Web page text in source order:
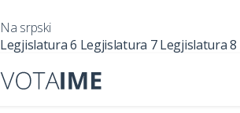
Na srpski
Legjislatura 6 Legjislatura 7 Legjislatura 8